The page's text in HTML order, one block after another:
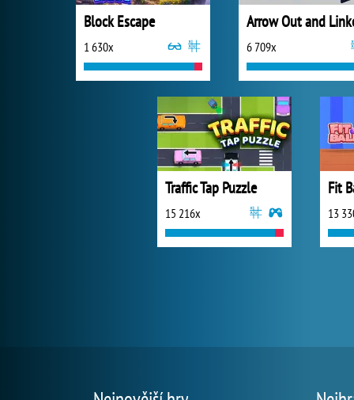
Block Escape
1 630x
Arrow Out and
6 709x
Traffic Tap Puzzle
15 216x
Fit
13